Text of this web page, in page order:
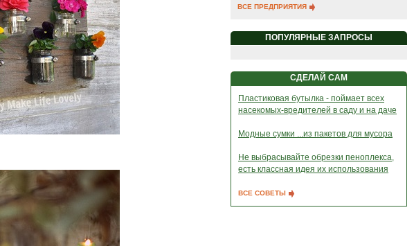
ВСЕ ПРЕДПРИЯТИЯ
ПОПУЛЯРНЫЕ ЗАПРОСЫ
СДЕЛАЙ САМ
Пластиковая бутылка - поймает всех
насекомых-вредителей в саду и на даче
Модные сумки ...из пакетов для мусора
Не выбрасывайте обрезки пеноплекса,
есть классная идея их использования
ВСЕ СОВЕТЫ